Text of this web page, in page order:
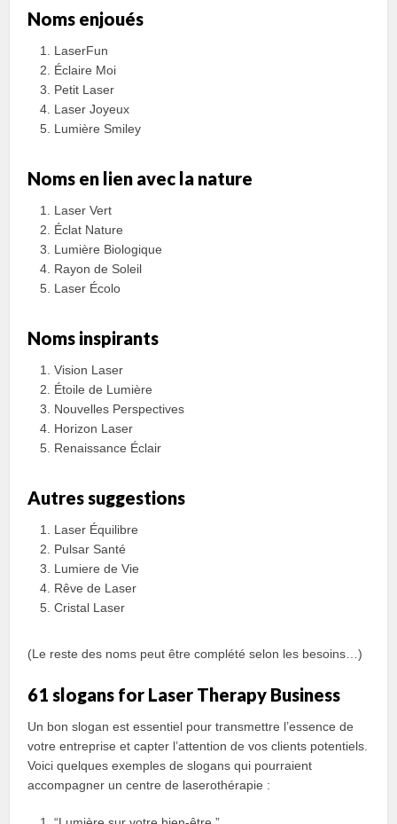
Noms enjoués
LaserFun
Éclaire Moi
Petit Laser
Laser Joyeux
Lumière Smiley
Noms en lien avec la nature
Laser Vert
Éclat Nature
Lumière Biologique
Rayon de Soleil
Laser Écolo
Noms inspirants
Vision Laser
Étoile de Lumière
Nouvelles Perspectives
Horizon Laser
Renaissance Éclair
Autres suggestions
Laser Équilibre
Pulsar Santé
Lumiere de Vie
Rêve de Laser
Cristal Laser
(Le reste des noms peut être complété selon les besoins…)
61 slogans for Laser Therapy Business
Un bon slogan est essentiel pour transmettre l’essence de
votre entreprise et capter l’attention de vos clients potentiels.
Voici quelques exemples de slogans qui pourraient
accompagner un centre de laserothérapie :